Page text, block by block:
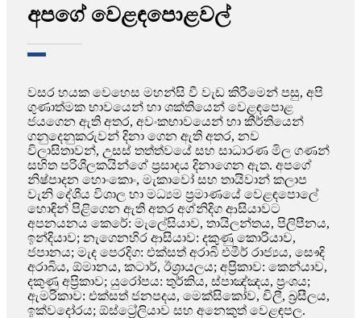
අපගේ වෙළඳපොළවල්
වසර හයක වෙහෙස මහන්සි වී වැඩ කිරීමෙන් පසු, අපි
ගුණාත්මක භාවයෙන් හා ශක්තියෙන් වෙළඳපොළ
ජයගෙන ඇති අතර, අවංකභාවයෙන් හා කීර්තියෙන්
ගනුදෙනුකරුවන් දිනා ගෙන ඇති අතර, නව
විලාසිතාවන්, උසස් තත්ත්වයේ සහ සාධාරණ මිල ගණන්
සහිත පරිශීලකයින්ගේ ප්‍රසාදය දිනාගෙන ඇත. අපගේ
නිෂ්පාදන හොංකොං, මැකාවෝ සහ තායිවාන් කලාප
වැනි දේශීය විශාල හා මධ්‍යම ප්‍රමාණයේ වෙළඳපොලේ
හොඳින් පිළිගෙන ඇති අතර අග්නිදිග ආසියාවට
අපනයනය කෙරේ: මැලේසියාව, තායිලන්තය, පිලිපීනය,
ඉන්දියාව; නැගෙනහිර ආසියාව: දකුණු කොරියාව,
ජපානය; මැද පෙරදිග: එක්සත් අරාබි එමීර් රාජ්‍යය, සෞදි
අරාබිය, ඕමානය, කටාර්, ඊශ්‍රායලය; අප්‍රිකාව: කෙන්යාව,
දකුණු අප්‍රිකාව; යුරෝපය: තුර්කිය, ස්පාඤ්ඤය, ප්‍රංශය;
ඇමරිකාව: එක්සත් ජනපදය, මෙක්සිකෝව, චිලී, බ්‍රසීලය,
ඉක්වදෝරය; ඕස්ට්‍රේලියාව සහ අනෙකුත් වෙළඳපල.